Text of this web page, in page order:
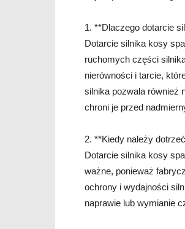
1. **Dlaczego dotarcie
Dotarcie silnika kosy
ruchomych części
nierówności i tarcie,
silnika pozwala również
chroni je przed
2. **Kiedy należy
Dotarcie silnika kosy
ważne, ponieważ
ochrony i wydajności
naprawie lub wymianie